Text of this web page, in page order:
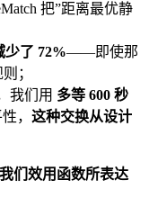
把”距离最优静
少了 72%——即使那
；
我们用 多等 600 秒
， 这种交换从设计
们效用函数所表达